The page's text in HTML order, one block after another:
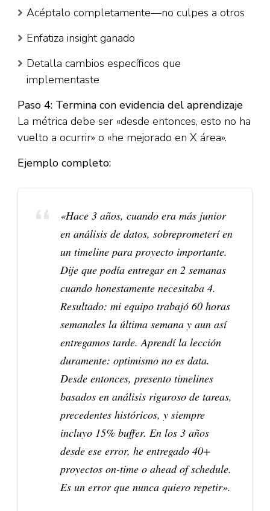
Acéptalo completamente—no culpes a otros​
Enfatiza insight ganado​
Detalla cambios específicos que
implementaste​
Paso 4: Termina con evidencia del aprendizaje
La métrica debe ser «desde entonces, esto no ha
vuelto a ocurrir» o «he mejorado en X área».​
Ejemplo completo:
«Hace 3 años, cuando era más junior
en análisis de datos, sobreprometerí en
un timeline para proyecto importante.
Dije que podía entregar en 2 semanas
cuando honestamente necesitaba 4.
Resultado: mi equipo trabajó 60 horas
semanales la última semana y aun así
entregamos tarde. Aprendí la lección
duramente: optimismo no es data.
Desde entonces, presento timelines
basados en análisis riguroso de tareas,
precedentes históricos, y siempre
incluyo 15% buffer. En los 3 años
desde ese error, he entregado 40+
proyectos on-time o ahead of schedule.
Es un error que nunca quiero repetir».​